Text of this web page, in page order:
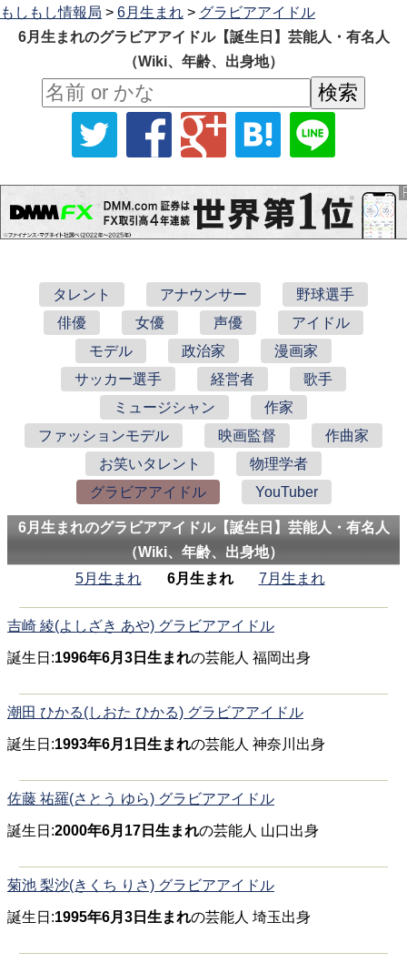
もしもし情報局 > 6月生まれ > グラビアアイドル
6月生まれのグラビアアイドル【誕生日】芸能人・有名人
（Wiki、年齢、出身地）
タレント アナウンサー
野球選手
俳優
女優 声優
アイドル
モデル
政治家
漫画家
サッカー選手
経営者
歌手
ミュージシャン
作家
ファッションモデル
映画監督
作曲家
お笑いタレント
物理学者
グラビアアイドル
YouTuber
6月生まれのグラビアアイドル【誕生日】芸能人・有名人
（Wiki、年齢、出身地）
5月生まれ
6月生まれ 7月生まれ
吉崎 綾(よしざき あや) グラビアアイドル
誕生日:1996年6月3日生まれの芸能人 福岡出身
潮田 ひかる(しおた ひかる) グラビアアイドル
誕生日:1993年6月1日生まれの芸能人 神奈川出身
佐藤 祐羅(さとう ゆら) グラビアアイドル
誕生日:2000年6月17日生まれの芸能人 山口出身
菊池 梨沙(きくち りさ) グラビアアイドル
誕生日:1995年6月3日生まれの芸能人 埼玉出身